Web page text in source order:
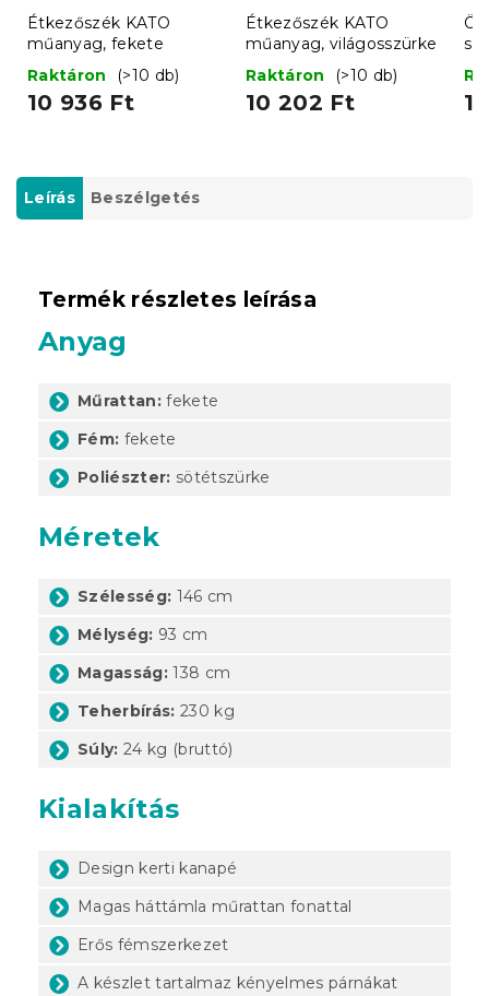
Étkezőszék KATO
műanyag, fekete
Raktáron
(>10 db)
10 936 Ft
Étkezőszék KATO
műanyag, világosszürke
Raktáron
(>10 db)
10 202 Ft 1
Leírás Beszélgetés
Termék részletes leírása
Anyag
Műrattan: fekete
Fém: fekete
Poliészter: sötétszürke
Méretek
Szélesség: 146 cm
Mélység: 93 cm
Magasság: 138 cm
Teherbírás: 230 kg
Súly: 24 kg (bruttó)
Kialakítás
Design kerti kanapé
Magas háttámla műrattan fonattal
Erős fémszerkezet
A készlet tartalmaz kényelmes párnákat